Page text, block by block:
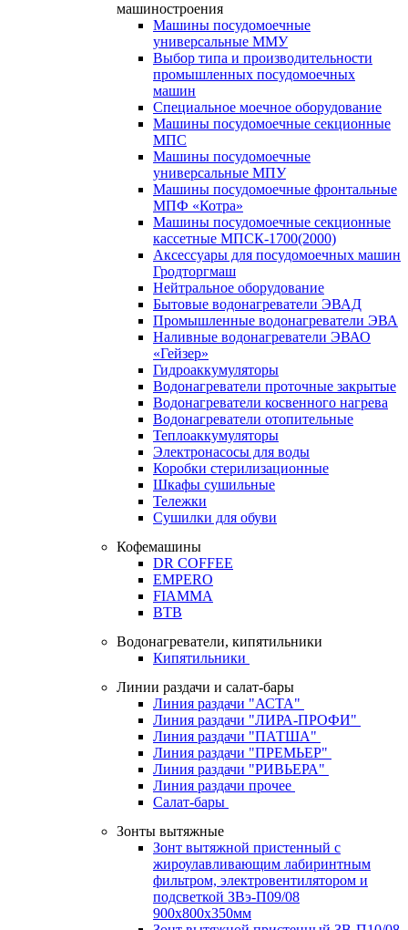
машиностроения
Машины посудомоечные
универсальные ММУ
Выбор типа и производительности
промышленных посудомоечных
машин
Специальное моечное оборудование
Машины посудомоечные секционные
МПС
Машины посудомоечные
универсальные МПУ
Машины посудомоечные фронтальные
МПФ «Котра»
Машины посудомоечные секционные
кассетные МПСК-1700(2000)
Аксессуары для посудомоечных машин
Гродторгмаш
Нейтральное оборудование
Бытовые водонагреватели ЭВАД
Промышленные водонагреватели ЭВА
Наливные водонагреватели ЭВАО
«Гейзер»
Гидроаккумуляторы
Водонагреватели проточные закрытые
Водонагреватели косвенного нагрева
Водонагреватели отопительные
Теплоаккумуляторы
Электронасосы для воды
Коробки стерилизационные
Шкафы сушильные
Тележки
Сушилки для обуви
Кофемашины
DR COFFEE
EMPERO
FIAMMA
BTB
Водонагреватели, кипятильники
Кипятильники
Линии раздачи и салат-бары
Линия раздачи "АСТА"
Линия раздачи "ЛИРА-ПРОФИ"
Линия раздачи "ПАТША"
Линия раздачи "ПРЕМЬЕР"
Линия раздачи "РИВЬЕРА"
Линия раздачи прочее
Салат-бары
Зонты вытяжные
Зонт вытяжной пристенный с
жироулавливающим лабиринтным
фильтром, электровентилятором и
подсветкой ЗВэ-П09/08
900х800х350мм